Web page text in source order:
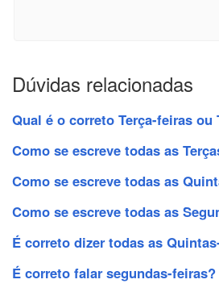
Dúvidas relacionadas
Qual é o correto Terça-feiras ou
Como se escreve todas as
Como se escreve todas as
Como se escreve todas as
É correto dizer todas as
É correto falar segundas-feiras?